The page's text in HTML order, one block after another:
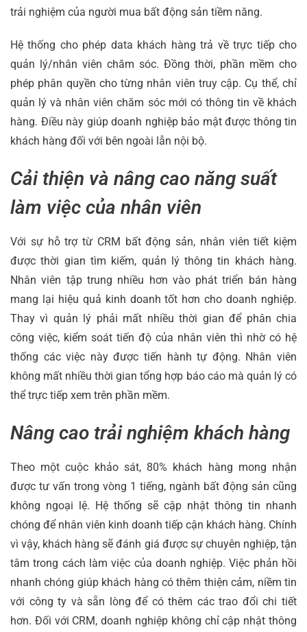
trải nghiệm của người mua bất động sản tiềm năng.
Hệ thống cho phép data khách hàng trả về trực tiếp cho
quản lý/nhân viên chăm sóc. Đồng thời, phần mềm cho
phép phân quyền cho từng nhân viên truy cập. Cụ thể, chỉ
quản lý và nhân viên chăm sóc mới có thông tin về khách
hàng. Điều này giúp doanh nghiệp bảo mật được thông tin
khách hàng đối với bên ngoài lẫn nội bộ.
Cải thiện và nâng cao năng suất
làm việc của nhân viên
Với sự hỗ trợ từ CRM bất động sản, nhân viên tiết kiệm
được thời gian tìm kiếm, quản lý thông tin khách hàng.
Nhân viên tập trung nhiều hơn vào phát triển bán hàng
mang lại hiệu quả kinh doanh tốt hơn cho doanh nghiệp.
Thay vì quản lý phải mất nhiều thời gian để phân chia
công việc, kiểm soát tiến độ của nhân viên thì nhờ có hệ
thống các việc này được tiến hành tự động. Nhân viên
không mất nhiều thời gian tổng hợp báo cáo mà quản lý có
thể trực tiếp xem trên phần mềm.
Nâng cao trải nghiệm khách hàng
Theo một cuộc khảo sát, 80% khách hàng mong nhận
được tư vấn trong vòng 1 tiếng, ngành bất động sản cũng
không ngoại lệ. Hệ thống sẽ cập nhật thông tin nhanh
chóng để nhân viên kinh doanh tiếp cận khách hàng. Chính
vì vậy, khách hàng sẽ đánh giá được sự chuyên nghiệp, tận
tâm trong cách làm việc của doanh nghiệp. Việc phản hồi
nhanh chóng giúp khách hàng có thêm thiện cảm, niềm tin
với công ty và sẵn lòng để có thêm các trao đổi chi tiết
hơn. Đối với CRM, doanh nghiệp không chỉ cập nhật thông